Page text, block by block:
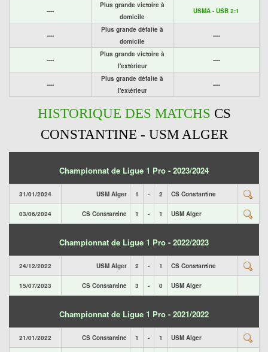
----
Plus grande victoire à
domicile
USMA - USB 2:1
----
Plus grande défaite à
domicile
----
----
Plus grande victoire à
l'extérieur
----
----
Plus grande défaite à
l'extérieur
----
HISTORIQUE DES MATCHS CS
CONSTANTINE - USM ALGER
Championnat de Ligue 1 Pro - 2023/2024
31/01/2024 USM Alger 1 - 2 CS Constantine
03/06/2024 CS Constantine 1 - 1 USM Alger
Championnat de Ligue 1 Pro - 2022/2023
24/12/2022 USM Alger 2 - 1 CS Constantine
15/07/2023 CS Constantine 3 - 0 USM Alger
Championnat de Ligue 1 Pro - 2021/2022
21/01/2022 CS Constantine 1 - 1 USM Alger